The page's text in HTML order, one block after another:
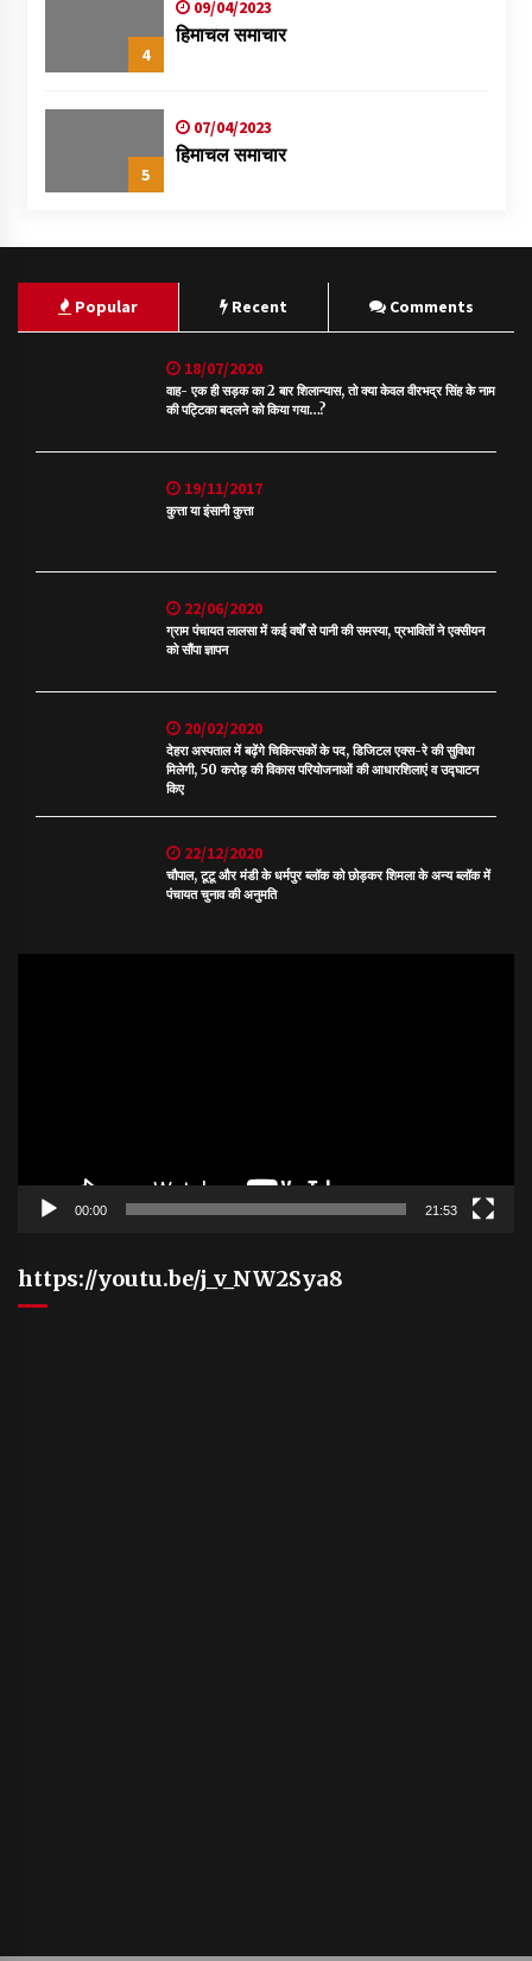
4
09/04/2023
हिमाचल समाचार
5
07/04/2023
हिमाचल समाचार
Popular Recent Comments
18/07/2020
वाह- एक ही सड़क का 2 बार शिलान्यास, तो क्या केवल वीरभद्र सिंह के नाम
की पट्टिका बदलने को किया गया…?
19/11/2017
कुत्ता या इंसानी कुत्ता
22/06/2020
ग्राम पंचायत लालसा में कई वर्षों से पानी की समस्या, प्रभावितों ने एक्सीयन
को सौंपा ज्ञापन
20/02/2020
देहरा अस्पताल में बढ़ेंगे चिकित्सकों के पद, डिजिटल एक्स-रे की सुविधा
मिलेगी, 50 करोड़ की विकास परियोजनाओं की आधारशिलाएं व उद्घाटन
किए
22/12/2020
चौपाल, टूटू और मंडी के धर्मपुर ब्लॉक को छोड़कर शिमला के अन्य ब्लॉक में
पंचायत चुनाव की अनुमति
00:00 21:53
https://youtu.be/j_v_NW2Sya8